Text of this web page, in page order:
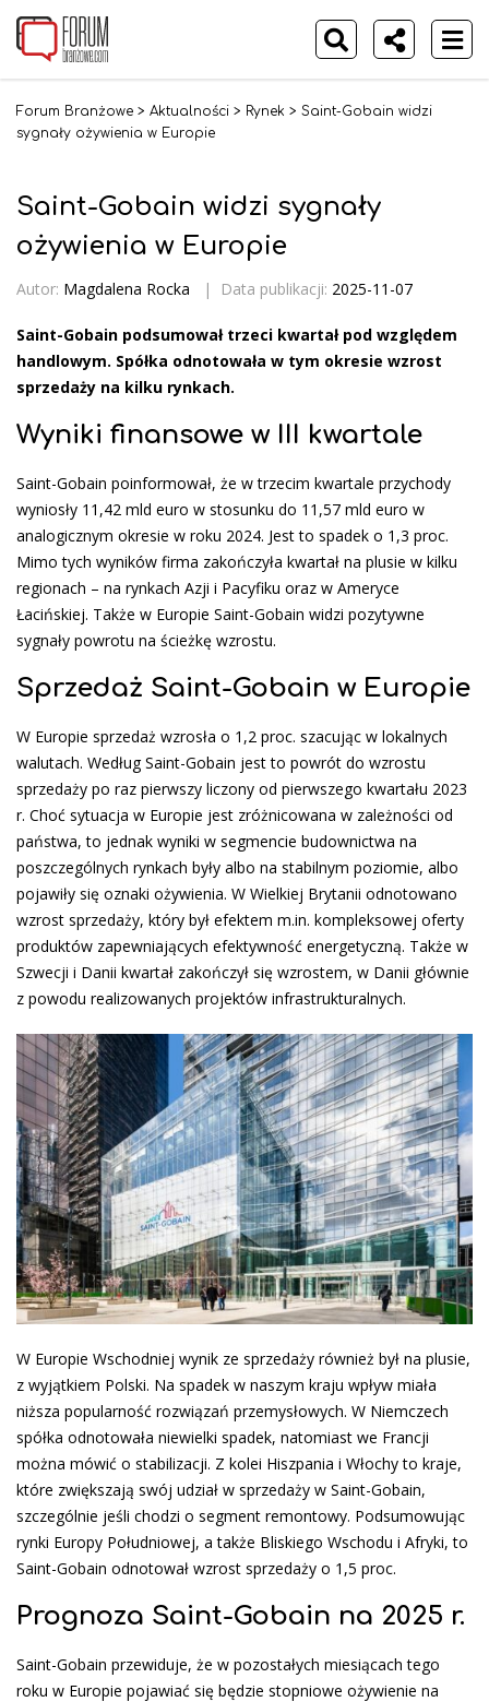
Forum Branżowe > Aktualności > Rynek > Saint-Gobain widzi
sygnały ożywienia w Europie
Saint-Gobain widzi sygnały
ożywienia w Europie
Autor: Magdalena Rocka | Data publikacji: 2025-11-07
Saint-Gobain podsumował trzeci kwartał pod względem
handlowym. Spółka odnotowała w tym okresie wzrost
sprzedaży na kilku rynkach.
Wyniki finansowe w III kwartale
Saint-Gobain poinformował, że w trzecim kwartale przychody
wyniosły 11,42 mld euro w stosunku do 11,57 mld euro w
analogicznym okresie w roku 2024. Jest to spadek o 1,3 proc.
Mimo tych wyników firma zakończyła kwartał na plusie w kilku
regionach – na rynkach Azji i Pacyfiku oraz w Ameryce
Łacińskiej. Także w Europie Saint-Gobain widzi pozytywne
sygnały powrotu na ścieżkę wzrostu.
Sprzedaż Saint-Gobain w Europie
W Europie sprzedaż wzrosła o 1,2 proc. szacując w lokalnych
walutach. Według Saint-Gobain jest to powrót do wzrostu
sprzedaży po raz pierwszy liczony od pierwszego kwartału 2023
r. Choć sytuacja w Europie jest zróżnicowana w zależności od
państwa, to jednak wyniki w segmencie budownictwa na
poszczególnych rynkach były albo na stabilnym poziomie, albo
pojawiły się oznaki ożywienia. W Wielkiej Brytanii odnotowano
wzrost sprzedaży, który był efektem m.in. kompleksowej oferty
produktów zapewniających efektywność energetyczną. Także w
Szwecji i Danii kwartał zakończył się wzrostem, w Danii głównie
z powodu realizowanych projektów infrastrukturalnych.
W Europie Wschodniej wynik ze sprzedaży również był na plusie,
z wyjątkiem Polski. Na spadek w naszym kraju wpływ miała
niższa popularność rozwiązań przemysłowych. W Niemczech
spółka odnotowała niewielki spadek, natomiast we Francji
można mówić o stabilizacji. Z kolei Hiszpania i Włochy to kraje,
które zwiększają swój udział w sprzedaży w Saint-Gobain,
szczególnie jeśli chodzi o segment remontowy. Podsumowując
rynki Europy Południowej, a także Bliskiego Wschodu i Afryki, to
Saint-Gobain odnotował wzrost sprzedaży o 1,5 proc.
Prognoza Saint-Gobain na 2025 r.
Saint-Gobain przewiduje, że w pozostałych miesiącach tego
roku w Europie pojawiać się będzie stopniowe ożywienie na